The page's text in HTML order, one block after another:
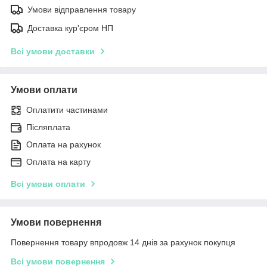
Умови відправлення товару
Доставка кур'єром НП
Всі умови доставки
Умови оплати
Оплатити частинами
Післяплата
Оплата на рахунок
Оплата на карту
Всі умови оплати
Умови повернення
Повернення товару впродовж 14 днів за рахунок покупця
Всі умови повернення